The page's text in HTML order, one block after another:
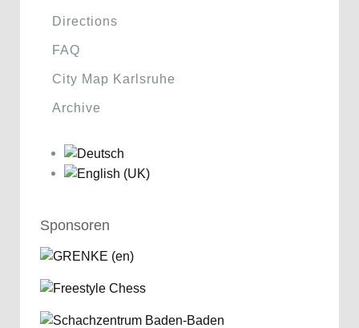
Directions
FAQ
City Map Karlsruhe
Archive
Sponsoren